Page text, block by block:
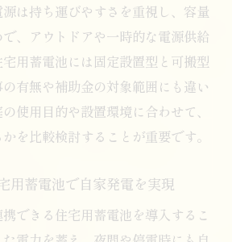
は持ち運びやすさを重視し、容量
、アウトドアや一時的な電源供給
用蓄電池には固定設置型と可搬型
有無や補助金の対象範囲にも違い
使用目的や設置環境に合わせて、
を比較検討することが重要です。
用蓄電池で自家発電を実現
できる住宅用蓄電池を導入するこ